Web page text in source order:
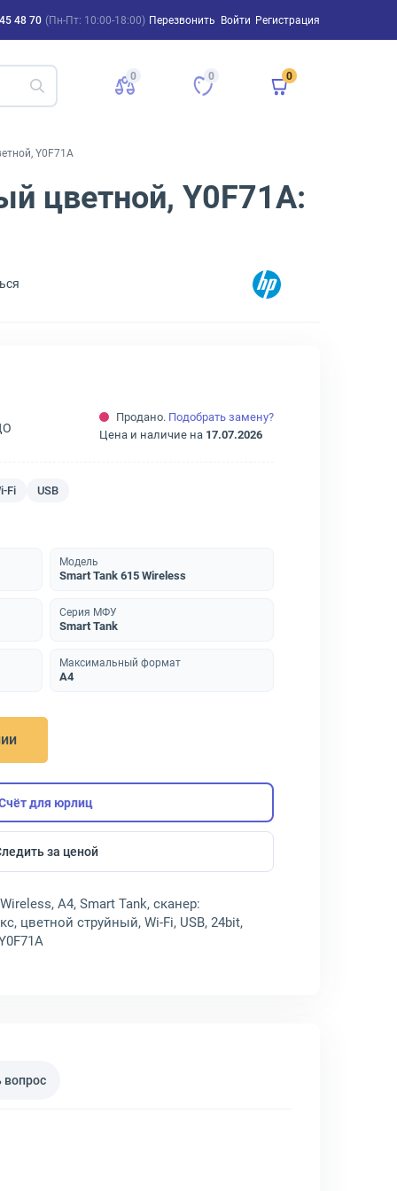
48 70 (Пн-Пт: 10:00-18:00) Перезвонить Войти Регистрация
0 0 0
Y0F71A
цветной, Y0F71A:
Продано. Подобрать замену?
Цена и наличие на 17.07.2026
Fi USB
Модель
Smart Tank 615 Wireless
Серия МФУ
Smart Tank
Максимальный формат
A4
для юрлиц
за ценой
A4, Smart Tank, сканер:
цветной струйный, Wi-Fi, USB, 24bit,
вопрос